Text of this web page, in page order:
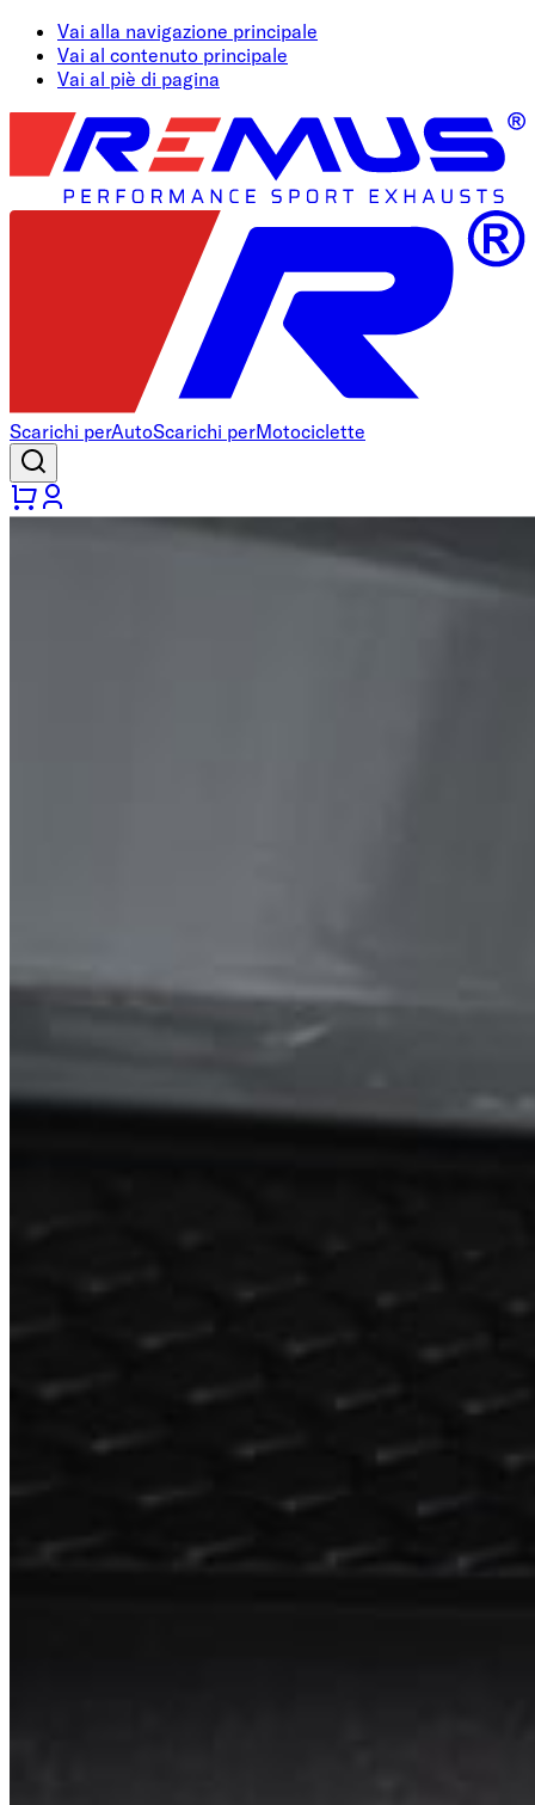
Vai alla navigazione principale
Vai al contenuto principale
Vai al piè di pagina
Scarichi perAutoScarichi perMotociclette